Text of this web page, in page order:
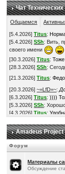
Чат
Общаемся
[5.4.2026]Titus:
[5.4.2026]SSh: Вить,
своего имени
[30.3.2026]Titus:
[28.3.2026]SSh:
[21.3.2026]Titus:
[20.3.2026]~=LfD=~:
[6.3.2026]Titus:))))
[5.3.2026]SSh:
[4.3.2026]Titus:
[28.2.2026]Titus:По
[28.2.2026]Titus:
[28.2.2026
[28.2.2026]SSh:
[28.2.2026
: Нет,
[22.2.2026]Titus:
Amadeus Project
Форум
Материалы
Обсуждение